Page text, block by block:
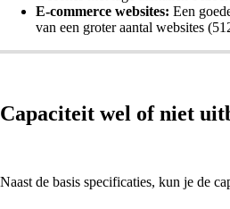
E-commerce websites: Een
van een groter aantal websites
Capaciteit wel of niet
Naast de basis specificaties, kun je de